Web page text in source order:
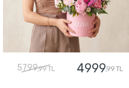
5799,99 TL 4999,99 TL